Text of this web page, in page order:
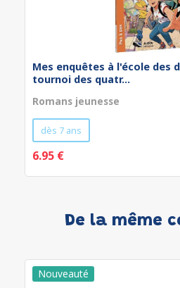
Mes enquêtes à l'école des
tournoi des quatr...
Romans jeunesse
dès 7 ans
6.95 €
De la même